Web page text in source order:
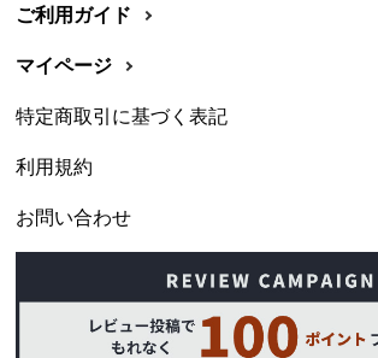
ご利用ガイド
マイページ
特定商取引に基づく表記
利用規約
お問い合わせ